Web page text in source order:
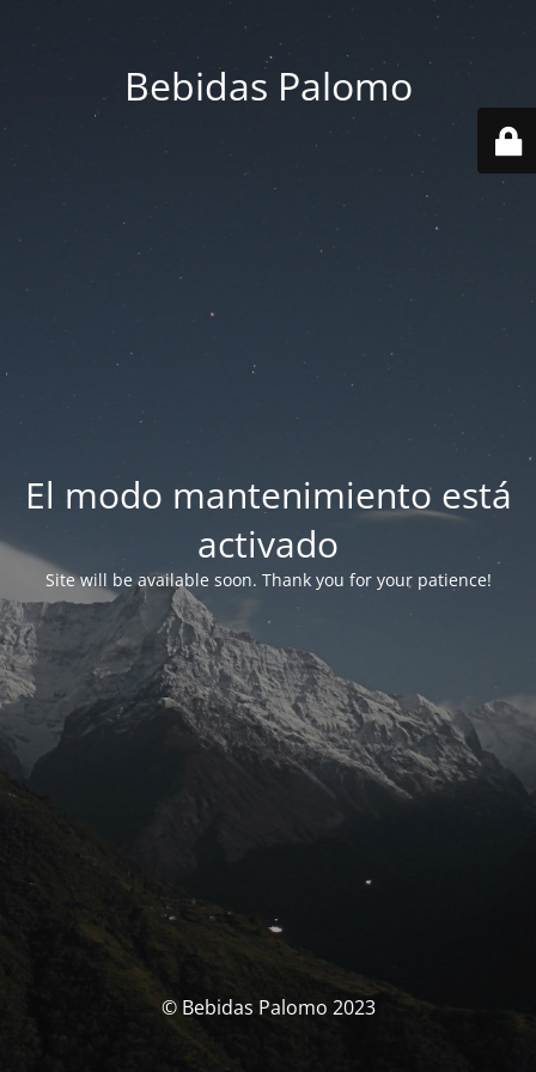
Bebidas Palomo
El modo mantenimiento está
activado
Site will be available soon. Thank you for your patience!
© Bebidas Palomo 2023